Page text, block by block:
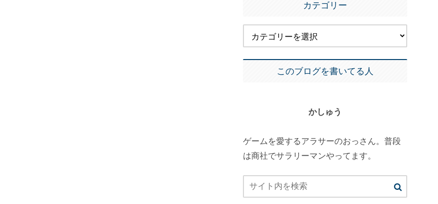
カテゴリー
このブログを書いてる人
かしゅう
ゲームを愛するアラサーのおっさん。普段
は商社でサラリーマンやってます。